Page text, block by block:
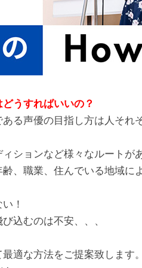
うすればいいの？
る声優の目指し方は人それ
ションなど様々なルートが
、職業、住んでいる地域に
！
込むのは不安、、、
適な方法をご提案致します。